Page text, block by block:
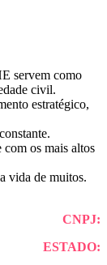
servem como
civil.
estratégico,
com os mais altos
vida de muitos.
CNPJ:
ESTADO: